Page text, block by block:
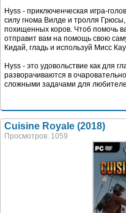
Hyss - приключенческая игра-
силу гнома Вилде и тролля
похищенных коров. Чтоб помочь
отправит вам на помощь свою
Кидай, гладь и используй Мисс
Hyss - это удовольствие как для
разворачиваются в
сложными задачами для
Cuisine Royale (2018)
Просмотров: 1059